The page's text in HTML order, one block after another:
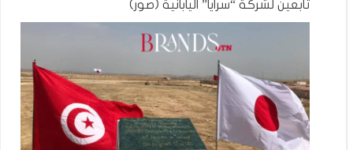
تابعين لشركة “سرايا” اليابانية (صور)